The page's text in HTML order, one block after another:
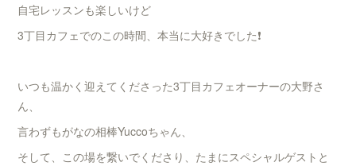
自宅レッスンも楽しいけど
3丁目カフェでのこの時間、本当に大好きでした❗️
いつも温かく迎えてくださった3丁目カフェオーナーの大野さ
ん、
言わずもがなの相棒Yuccoちゃん、
そして、この場を繋いでくださり、たまにスペシャルゲストと